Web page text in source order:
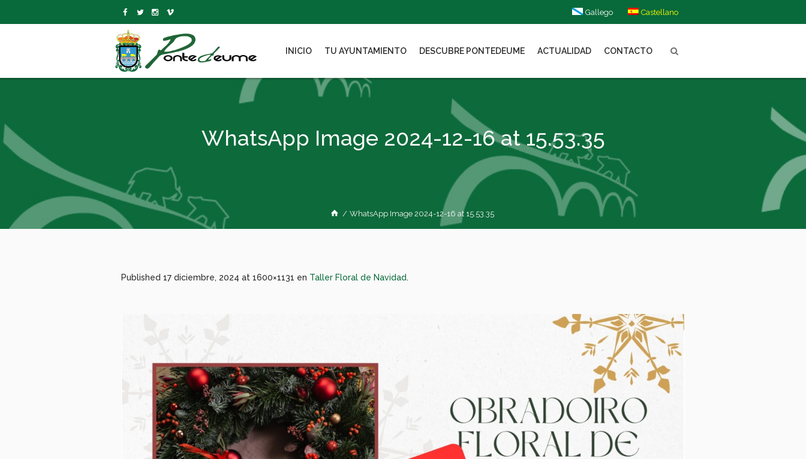
Gallego Castellano
INICIO TU AYUNTAMIENTO DESCUBRE PONTEDEUME ACTUALIDAD CONTACTO
WhatsApp Image 2024-12-16 at 15.53.35
/ WhatsApp Image 2024-12-16 at 15.53.35
Published 17 diciembre, 2024 at 1600×1131 en Taller Floral de Navidad.